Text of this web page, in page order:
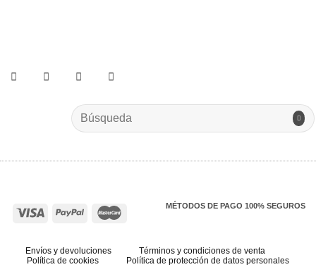
Search
for:
MÉTODOS DE PAGO 100% SEGUROS
Envíos y devoluciones
Términos y condiciones de venta
Política de cookies
Política de protección de datos personales